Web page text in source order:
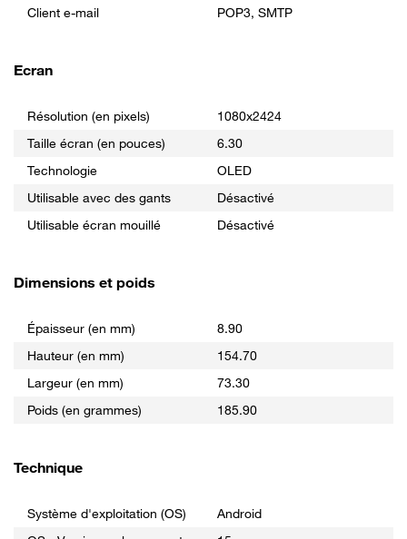
Client e-mail POP3, SMTP
Ecran
Résolution (en pixels)
1080x2424
Taille écran (en pouces)
6.30
Technologie
OLED
Utilisable avec des gants
Désactivé
Utilisable écran mouillé
Désactivé
Dimensions et poids
Épaisseur (en mm)
8.90
Hauteur (en mm)
154.70
Largeur (en mm)
73.30
Poids (en grammes)
185.90
Technique
Système d'exploitation (OS)
Android